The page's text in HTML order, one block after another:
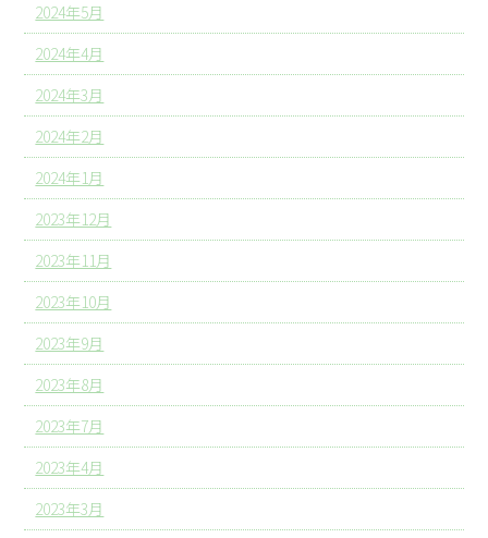
2024年5月
2024年4月
2024年3月
2024年2月
2024年1月
2023年12月
2023年11月
2023年10月
2023年9月
2023年8月
2023年7月
2023年4月
2023年3月